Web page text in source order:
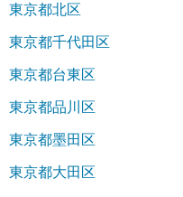
東京都北区
東京都千代田区
東京都台東区
東京都品川区
東京都墨田区
東京都大田区